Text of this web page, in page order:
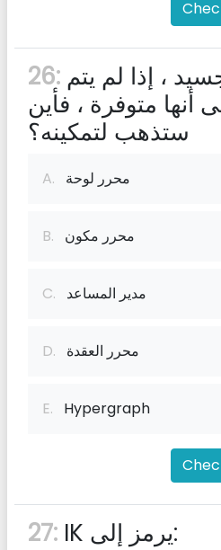
26:
أنها متوفرة ، فأين
ستذهب لتمكينه؟
A. محرر لوحة
B. محرر مكون
C. مدير المساعد
D. محرر العقدة
E. Hypergraph
27: IK يرمز إلى: